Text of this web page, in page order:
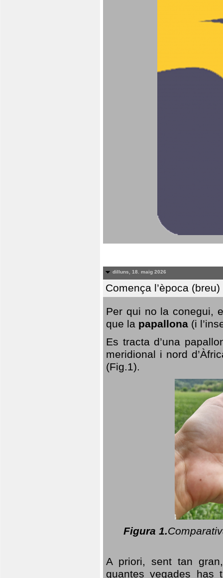
dilluns, 18. maig 2026
Comença l’època
Per qui no la conegui,
que la papallona (i
Es tracta d’una
meridional i nord
(Fig.1).
Figura 1.
A priori, sent tan
quantes vegades has